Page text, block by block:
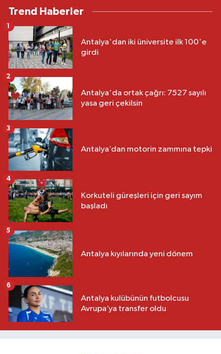
Trend Haberler
Antalya'dan iki üniversite ilk 100'e
girdi
1
Antalya'da ortak çağrı: 7527 sayılı
yasa geri çekilsin
2
Antalya’dan motorin zammına tepki
3
Korkuteli güreşleri için geri sayım
başladı
4
Antalya kıyılarında yeni dönem
5
Antalya kulübünün futbolcusu
Avrupa’ya transfer oldu
6